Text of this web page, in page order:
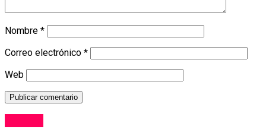
Nombre *
Correo electrónico *
Web